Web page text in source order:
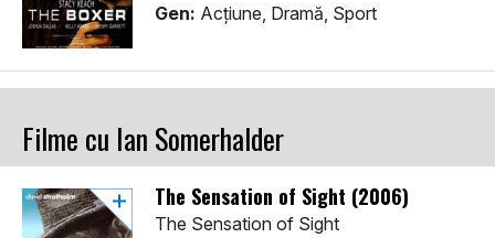
Gen: Acţiune, Dramă, Sport
Filme cu Ian Somerhalder
The Sensation of Sight (2006)
The Sensation of Sight